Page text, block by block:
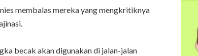
membalas mereka yang mengkritiknya
becak akan digunakan di jalan-jalan